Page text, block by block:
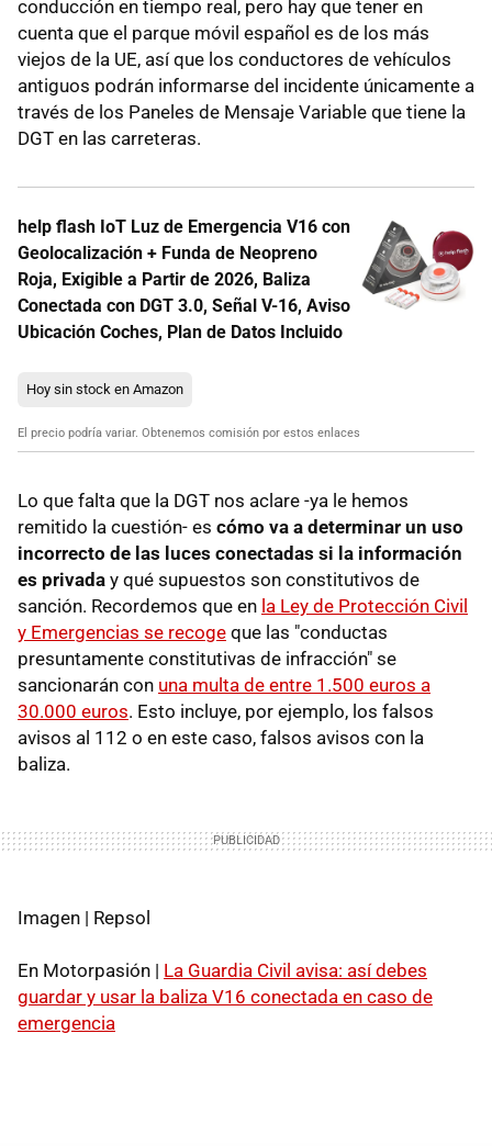
conducción en tiempo real, pero hay que tener en
cuenta que el parque móvil español es de los más
viejos de la UE, así que los conductores de vehículos
antiguos podrán informarse del incidente únicamente a
través de los Paneles de Mensaje Variable que tiene la
DGT en las carreteras.
help flash IoT Luz de Emergencia V16 con
Geolocalización + Funda de Neopreno
Roja, Exigible a Partir de 2026, Baliza
Conectada con DGT 3.0, Señal V-16, Aviso
Ubicación Coches, Plan de Datos Incluido
Hoy sin stock en Amazon
El precio podría variar. Obtenemos comisión por estos enlaces
Lo que falta que la DGT nos aclare -ya le hemos
remitido la cuestión- es cómo va a determinar un uso
incorrecto de las luces conectadas si la información
es privada y qué supuestos son constitutivos de
sanción. Recordemos que en la Ley de Protección Civil
y Emergencias se recoge que las "conductas
presuntamente constitutivas de infracción" se
sancionarán con una multa de entre 1.500 euros a
30.000 euros. Esto incluye, por ejemplo, los falsos
avisos al 112 o en este caso, falsos avisos con la
baliza.
Imagen | Repsol
En Motorpasión | La Guardia Civil avisa: así debes
guardar y usar la baliza V16 conectada en caso de
emergencia